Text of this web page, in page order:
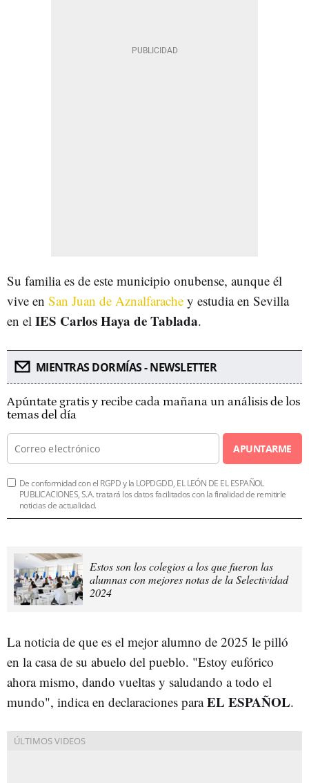
Su familia es de este municipio onubense, aunque él
vive en San Juan de Aznalfarache y estudia en Sevilla
en el IES Carlos Haya de Tablada.
MIENTRAS DORMÍAS - NEWSLETTER
Apúntate gratis y recibe cada mañana un análisis de los
temas del día
APUNTARME
De conformidad con el RGPD y la LOPDGDD, EL LEÓN DE EL ESPAÑOL
PUBLICACIONES, S.A. tratará los datos facilitados con la finalidad de remitirle
noticias de actualidad.
Estos son los colegios a los que fueron las
alumnas con mejores notas de la Selectividad
2024
La noticia de que es el mejor alumno de 2025 le pilló
en la casa de su abuelo del pueblo. "Estoy eufórico
ahora mismo, dando vueltas y saludando a todo el
mundo", indica en declaraciones paraEL ESPAÑOL.